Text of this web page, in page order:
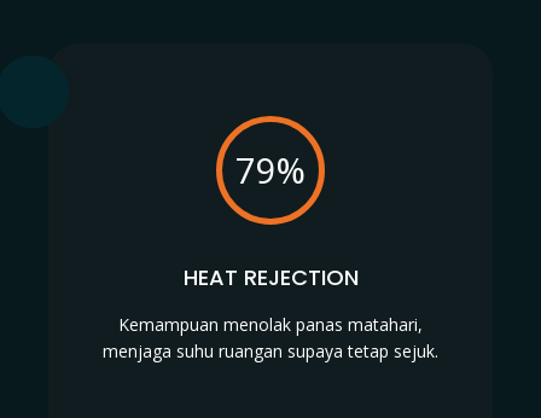
79%
HEAT REJECTION
Kemampuan menolak panas matahari,
menjaga suhu ruangan supaya tetap sejuk.